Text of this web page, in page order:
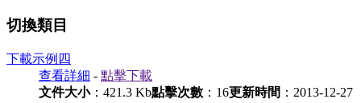
切換類目
下載示例四
查看詳細 - 點擊下載
文件大小：421.3 Kb點擊次數 ：16更新時間 ：2013-12-27